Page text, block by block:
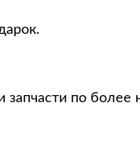
запчасти по более